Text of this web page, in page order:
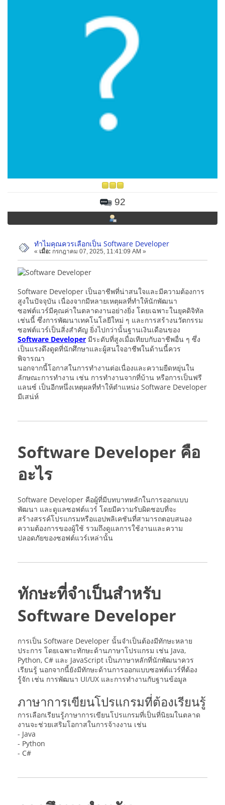
92
ทำไมคุณควรเลือกเป็น Software Developer
« เมื่อ: กรกฎาคม 07, 2025, 11:41:09 AM »
Software Developer เป็นอาชีพที่น่าสนใจและมีความต้องการ
สูงในปัจจุบัน เนื่องจากมีหลายเหตุผลที่ทำให้นักพัฒนา
ซอฟต์แวร์มีคุณค่าในตลาดงานอย่างยิ่ง โดยเฉพาะในยุคดิจิทัล
เช่นนี้ ซึ่งการพัฒนาเทคโนโลยีใหม่ ๆ และการสร้างนวัตกรรม
ซอฟต์แวร์เป็นสิ่งสำคัญ ยิ่งไปกว่านั้นฐานเงินเดือนของ
Software Developer มีระดับที่สูงเมื่อเทียบกับอาชีพอื่น ๆ ซึ่ง
เป็นแรงดึงดูดที่นักศึกษาและผู้สนใจอาชีพในด้านนี้ควร
พิจารณา
นอกจากนี้โอกาสในการทำงานต่อเนื่องและความยืดหยุ่นใน
ลักษณะการทำงาน เช่น การทำงานจากที่บ้าน หรือการเป็นฟรี
แลนซ์ เป็นอีกหนึ่งเหตุผลที่ทำให้ตำแหน่ง Software Developer
มีเสน่ห์
Software Developer คือ
อะไร
Software Developer คือผู้ที่มีบทบาทหลักในการออกแบบ
พัฒนา และดูแลซอฟต์แวร์ โดยมีความรับผิดชอบที่จะ
สร้างสรรค์โปรแกรมหรือแอปพลิเคชันที่สามารถตอบสนอง
ความต้องการของผู้ใช้ รวมถึงดูแลการใช้งานและความ
ปลอดภัยของซอฟต์แวร์เหล่านั้น
ทักษะที่จำเป็นสำหรับ
Software Developer
การเป็น Software Developer นั้นจำเป็นต้องมีทักษะหลาย
ประการ โดยเฉพาะทักษะด้านภาษาโปรแกรม เช่น Java,
Python, C# และ JavaScript เป็นภาษาหลักที่นักพัฒนาควร
เรียนรู้ นอกจากนี้ยังมีทักษะด้านการออกแบบซอฟต์แวร์ที่ต้อง
รู้จัก เช่น การพัฒนา UI/UX และการทำงานกับฐานข้อมูล
ภาษาการเขียนโปรแกรมที่ต้องเรียนรู้
การเลือกเรียนรู้ภาษาการเขียนโปรแกรมที่เป็นที่นิยมในตลาด
งานจะช่วยเสริมโอกาสในการจ้างงาน เช่น
- Java
- Python
- C#